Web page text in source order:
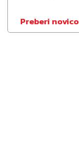
Preberi novico